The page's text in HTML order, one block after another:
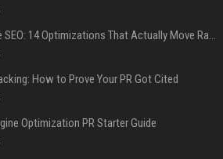
Press Release SEO: 14 Optimizations That Actually Move Rankings
How to Prove Your PR Got Cited
Optimization PR Starter Guide